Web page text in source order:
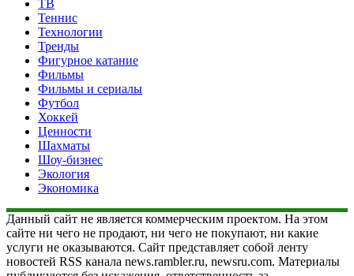
ТВ
Теннис
Технологии
Тренды
Фигурное катание
Фильмы
Фильмы и сериалы
Футбол
Хоккей
Ценности
Шахматы
Шоу-бизнес
Экология
Экономика
Данный сайт не является коммерческим проектом. На этом
сайте ни чего не продают, ни чего не покупают, ни какие
услуги не оказываются. Сайт представляет собой ленту
новостей RSS канала news.rambler.ru, newsru.com. Материалы